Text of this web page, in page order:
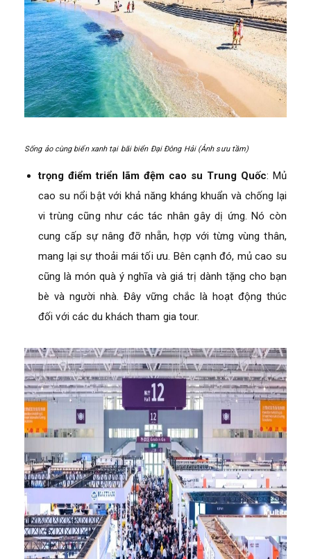
Sống ảo cùng biển xanh tại bãi biển Đại Đông Hải (Ảnh sưu tầm)
trọng điểm triển lãm đệm cao su Trung Quốc: Mủ
cao su nổi bật với khả năng kháng khuẩn và chống lại
vi trùng cũng như các tác nhân gây dị ứng. Nó còn
cung cấp sự nâng đỡ nhẵn, hợp với từng vùng thân,
mang lại sự thoải mái tối ưu. Bên cạnh đó, mủ cao su
cũng là món quà ý nghĩa và giá trị dành tặng cho bạn
bè và người nhà. Đây vững chắc là hoạt động thúc
đối với các du khách tham gia tour.